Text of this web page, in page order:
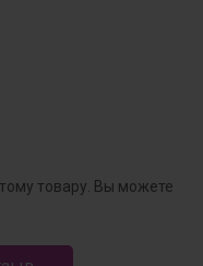
товару. Вы можете